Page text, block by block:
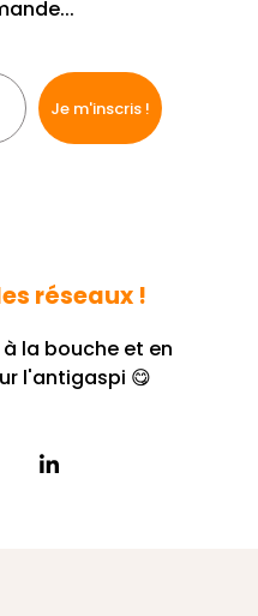
réseaux !
la bouche et en
l'antigaspi 😋